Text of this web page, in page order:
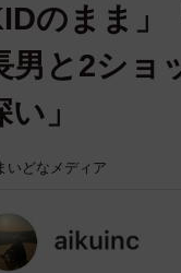
のまま
男と2ショ
」
いどなメディア